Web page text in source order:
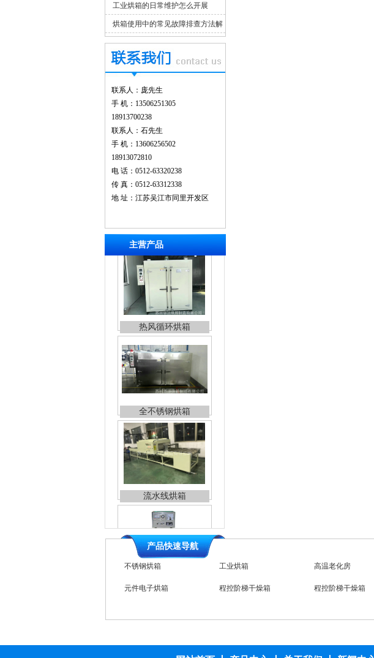
工业烘箱的日常维护怎么开展
烘箱使用中的常见故障排查方法解
析
联系人：庞先生
手 机：13506251305
18913700238
联系人：石先生
手 机：13606256502
18913072810
电 话：0512-63320238
传 真：0512-63312338
地 址：江苏吴江市同里开发区
主营产品
全不锈钢烘箱
流水线烘箱
箱式工业电炉
工业电炉
产品快速导航
粉末材料干燥箱 元件电子烘箱 程控阶梯干燥箱
热风循环烘箱 高温台车烘箱 特规烘箱